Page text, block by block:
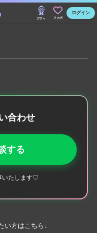
ガチャ ファボ
ログイン
合わせ
する
いたします♡
い方はこちら↓